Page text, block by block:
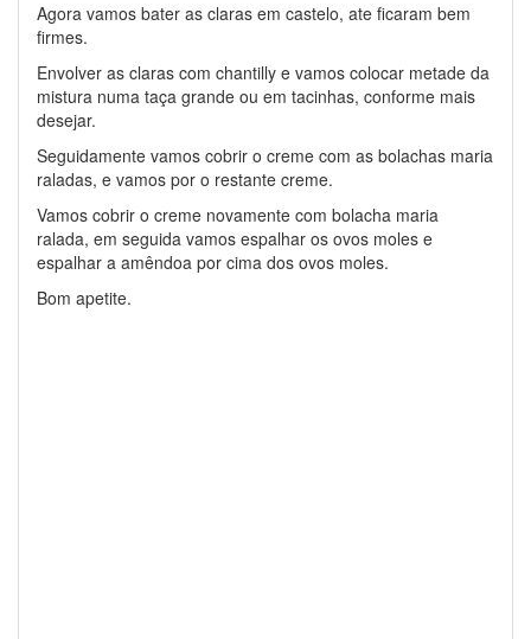
Agora vamos bater as claras em castelo, ate ficaram bem
firmes.
Envolver as claras com chantilly e vamos colocar metade da
mistura numa taça grande ou em tacinhas, conforme mais
desejar.
Seguidamente vamos cobrir o creme com as bolachas maria
raladas, e vamos por o restante creme.
Vamos cobrir o creme novamente com bolacha maria
ralada, em seguida vamos espalhar os ovos moles e
espalhar a amêndoa por cima dos ovos moles.
Bom apetite.